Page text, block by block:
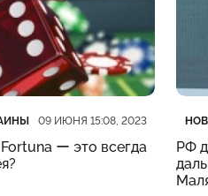
09 ИЮНЯ 15:08, 2023
ー это всегда
РФ